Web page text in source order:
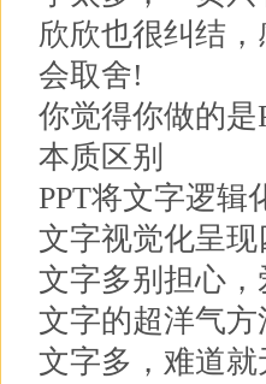
欣欣也很纠结
会取舍!
你觉得你做的是
本质区别
PPT将文字逻辑
文字视觉化呈现
文字多别担心
文字的超洋气
文字多，难道